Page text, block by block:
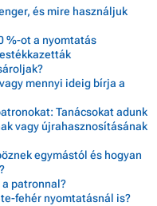
és mire használjuk
%-ot a nyomtatás
mennyi ideig bírja a
Tanácsokat adunk
vagy újrahasznosításának
egymástól és hogyan
patronnal?
fehér nyomtatásnál is?